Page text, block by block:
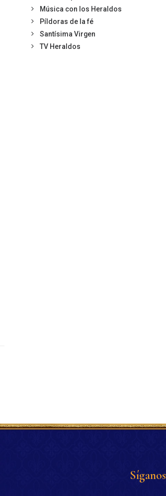
Música con los Heraldos
Píldoras de la fé
Santísima Virgen
TV Heraldos
Síganos